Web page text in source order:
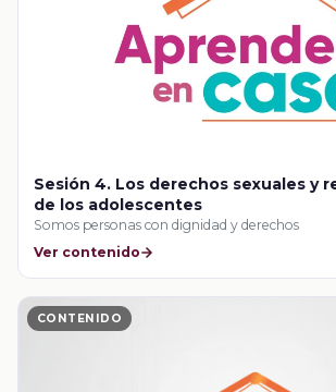
Sesión 4. Los derechos sexuales y
de los adolescentes
Somos personas con dignidad y derechos
Ver contenido
CONTENIDO